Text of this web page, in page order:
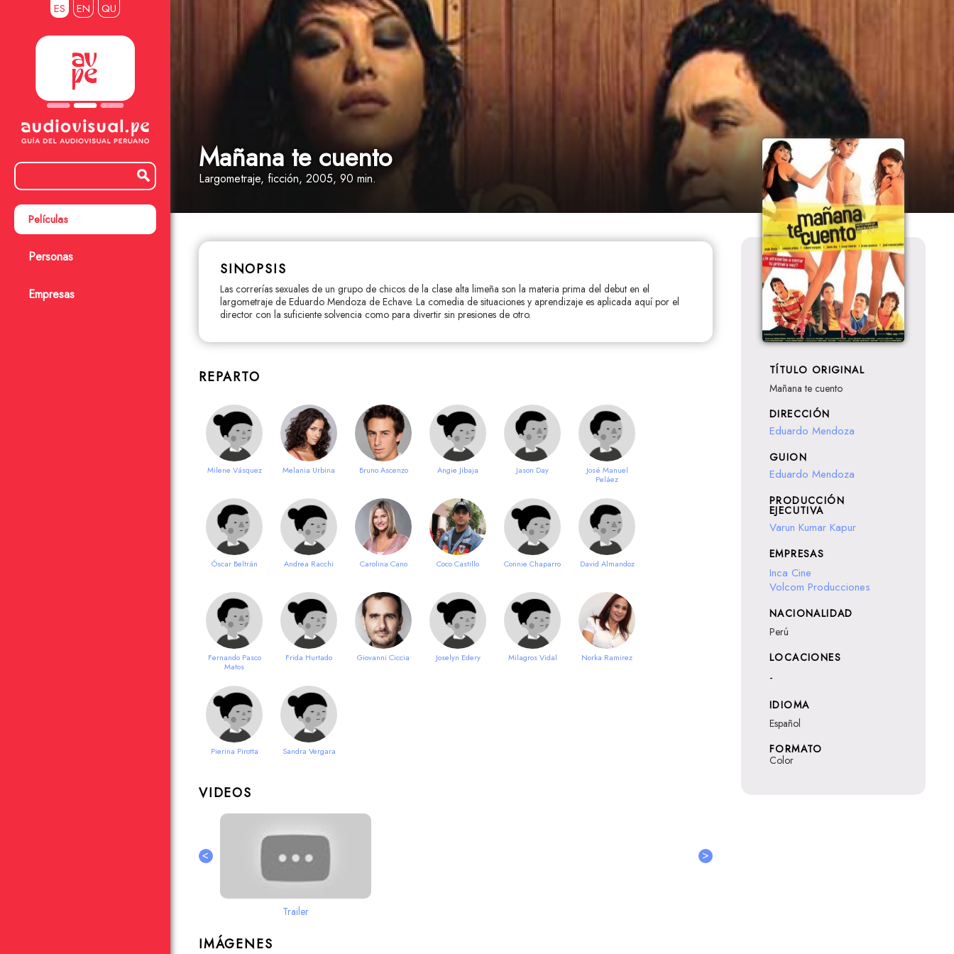
ES EN QU
Películas
Personas
Empresas
Mañana te cuento
Largometraje, ficción, 2005, 90 min.
SINOPSIS
Las correrías sexuales de un grupo de chicos de la clase alta limeña son la materia prima del debut en el
largometraje de Eduardo Mendoza de Echave. La comedia de situaciones y aprendizaje es aplicada aquí por el
director con la suficiente solvencia como para divertir sin presiones de otro.
REPARTO
Milene Vásquez Melania Urbina Bruno Ascenzo Angie Jibaja Jason Day
José Manuel
Peláez
Óscar Beltrán Andrea Racchi Carolina Cano Coco Castillo Connie Chaparro David Almandoz
Fernando Pasco
Matos
Frida Hurtado Giovanni Ciccia Joselyn Edery Milagros Vidal Norka Ramirez
Pierina Pirotta Sandra Vergara
VIDEOS
<
Trailer
>
IMÁGENES
TÍTULO ORIGINAL
Mañana te cuento
DIRECCIÓN
Eduardo Mendoza
GUION
Eduardo Mendoza
PRODUCCIÓN
EJECUTIVA
Varun Kumar Kapur
EMPRESAS
Inca Cine
Volcom Producciones
NACIONALIDAD
Perú
LOCACIONES
-
IDIOMA
Español
FORMATO
Color